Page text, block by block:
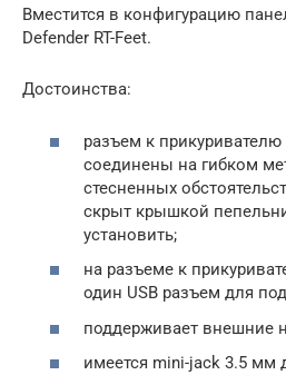
Вместится в конфигурацию
Defender RT-Feet.
Достоинства:
разъем к
соединены на гибком
стесненных
скрыт крышкой
установить;
на разъеме к
один USB разъем для
поддерживает внешние
имеется mini-jack 3.5 мм